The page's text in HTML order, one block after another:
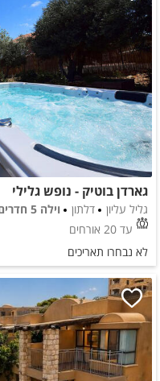
גארדן בוטיק - נופש גלילי
גליל עליון דלתון
וילה 5 חדרים
עד 20 אורחים
לא נבחרו תאריכים